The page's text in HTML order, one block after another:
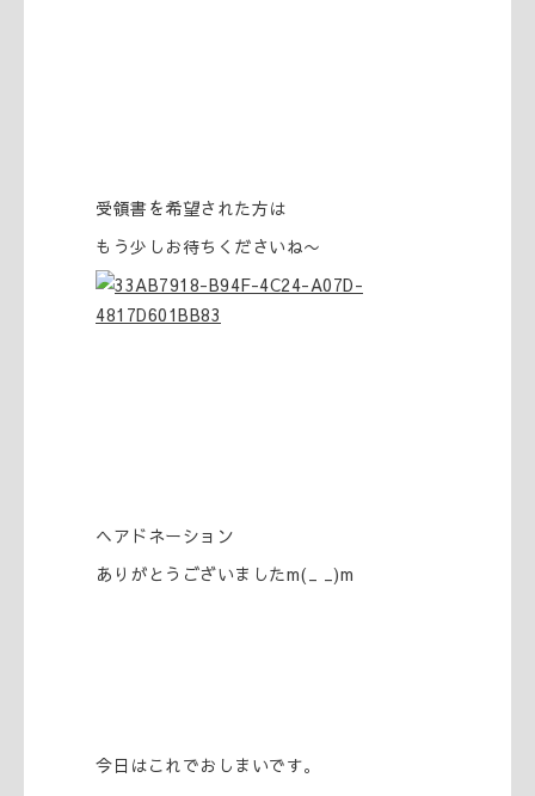
受領書を希望された方は
もう少しお待ちくださいね〜
ヘアドネーション
ありがとうございましたm(_ _)m
今日はこれでおしまいです。